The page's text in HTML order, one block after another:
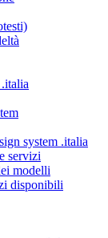
system .italia
servizi
modelli
disponibili